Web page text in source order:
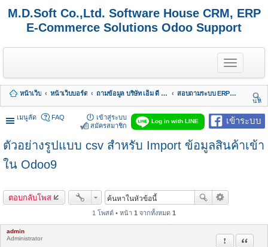
M.D.Soft Co.,Ltd. Software House CRM, ERP
E-Commerce Solutions Odoo Support
T
o
g
l
e
n
a
g
หน้าเว็บ หน้าเว็บบอร์ด ถามข้อมูล บริษัท เอ็ม ดี ซอฟต์ จำกัด
สอบถามระบบ ERP MDERP Odoo เเละ บัญชี
นห
า
เมนูลัด
เข้าระบบ
Log in with LINE
FAQ
เข้าสู่ระบบ
สมัครสมาชิก
ตัวอย่างรูปแบบ csv สำหรับ Import ข้อมูลสินค้าเข้า
ใน Odoo9
ตอบกลับโพส
1 โพสต์ • หน้า 1 จากทั้งหมด 1
admin
Administrator
รายงานในข้
อ้างคำ